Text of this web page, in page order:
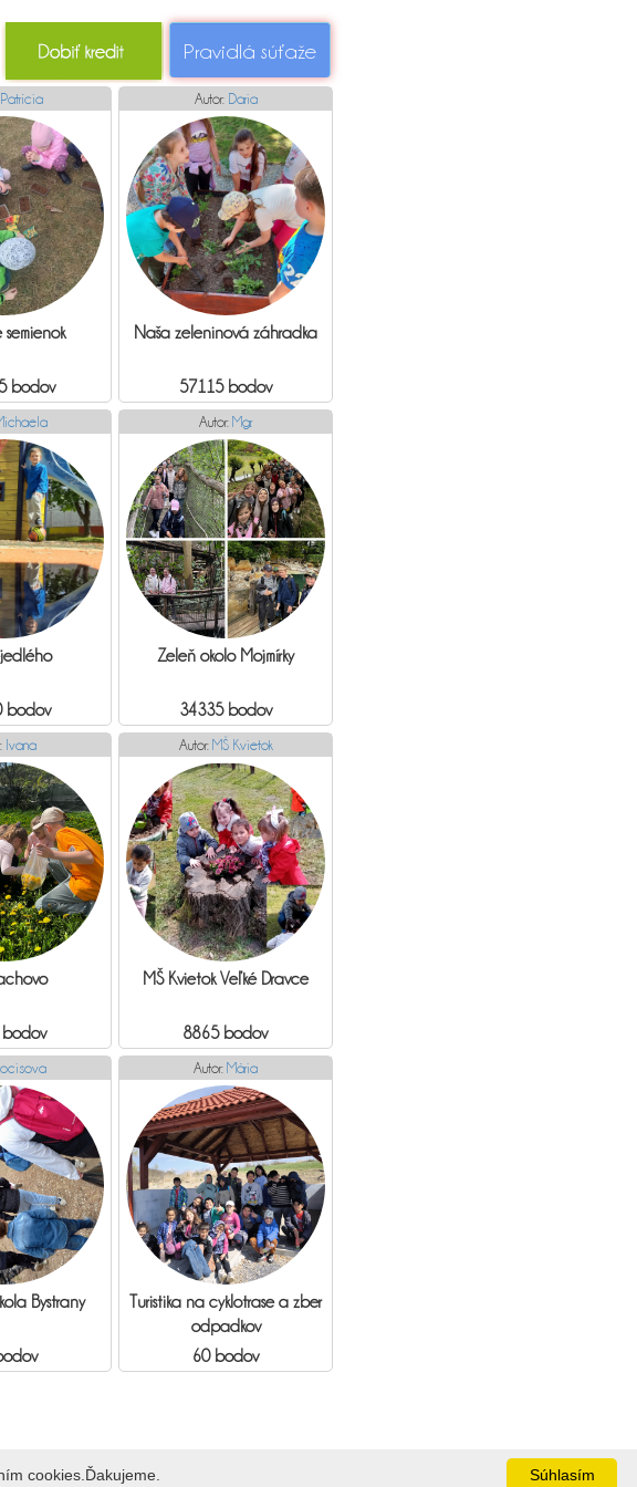
Pravidlá súťaže
Patrícia
bodov
Autor: Daria
Naša zeleninová záhradka
57115 bodov
bodov
Autor: Mgr.
Zeleň okolo Mojmírky
34335 bodov
Ivana Autor: MŠ Kvietok
MŠ Kvietok Veľké Dravce
8865 bodov
Bystrany
Autor: Mária
Turistika na cyklotrase a zber
odpadkov
60 bodov
Súhlasím
cookies.Ďakujeme.